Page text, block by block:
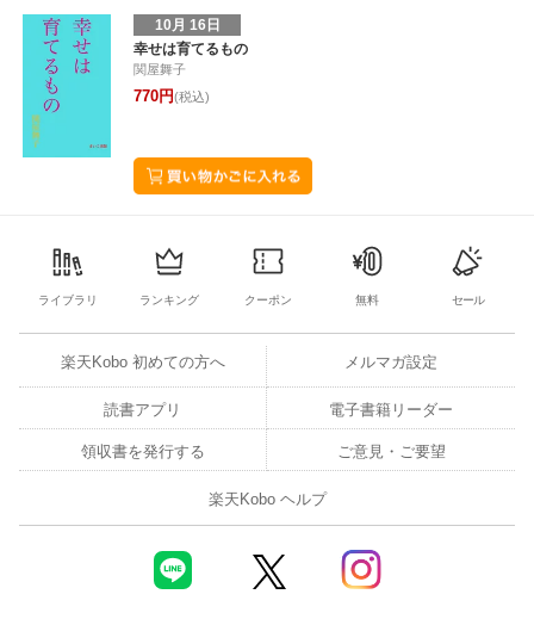
10月 16日
幸せは育てるもの
関屋舞子
770円(税込)
ライブラリ ランキング クーポン 無料 セール
楽天Kobo 初めての方へ メルマガ設定
読書アプリ 電子書籍リーダー
領収書を発行する ご意見・ご要望
楽天Kobo ヘルプ